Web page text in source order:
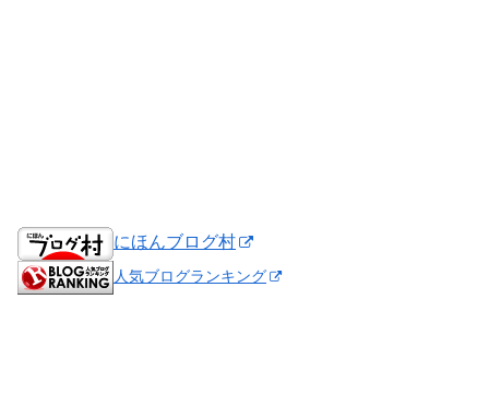
にほんブログ村
人気ブログランキング